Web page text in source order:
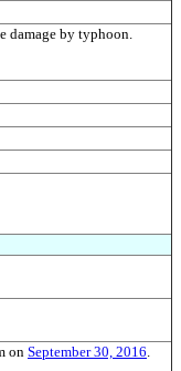
damage by typhoon.
on September 30, 2016.